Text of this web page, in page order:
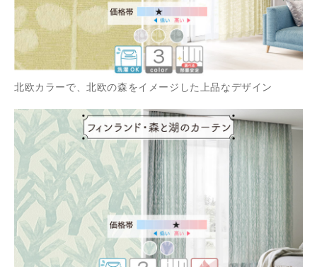
北欧カラーで、北欧の森をイメージした上品なデザイン